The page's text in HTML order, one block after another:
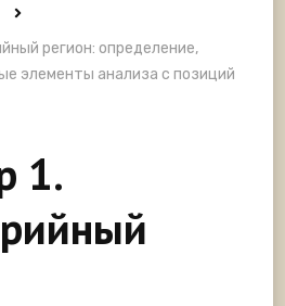
регион: определение,
элементы анализа с позиций
1.